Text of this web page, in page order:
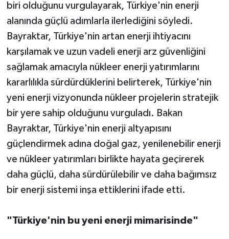
biri olduğunu vurgulayarak, Türkiye'nin enerji
alanında güçlü adımlarla ilerlediğini söyledi.
Bayraktar, Türkiye'nin artan enerji ihtiyacını
karşılamak ve uzun vadeli enerji arz güvenliğini
sağlamak amacıyla nükleer enerji yatırımlarını
kararlılıkla sürdürdüklerini belirterek, Türkiye'nin
yeni enerji vizyonunda nükleer projelerin stratejik
bir yere sahip olduğunu vurguladı. Bakan
Bayraktar, Türkiye'nin enerji altyapısını
güçlendirmek adına doğal gaz, yenilenebilir enerji
ve nükleer yatırımları birlikte hayata geçirerek
daha güçlü, daha sürdürülebilir ve daha bağımsız
bir enerji sistemi inşa ettiklerini ifade etti.
"Türkiye'nin bu yeni enerji mimarisinde"